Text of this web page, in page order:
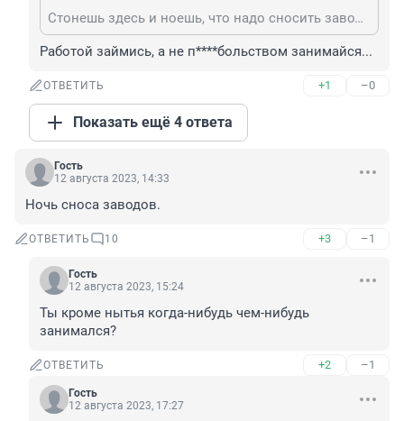
Стонешь здесь и ноешь, что надо сносить заводы и фабрики, только ты.
Работой займись, а не п****больством занимайся...
ОТВЕТИТЬ +1 –0
Показать ещё 4 ответа
Гость
12 августа 2023, 14:33
Ночь сноса заводов.
ОТВЕТИТЬ 10 +3 –1
Гость
12 августа 2023, 15:24
Ты кроме нытья когда-нибудь чем-нибудь
занимался?
ОТВЕТИТЬ +2 –1
Гость
12 августа 2023, 17:27